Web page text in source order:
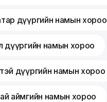
дүүргийн намын хороо
дүүргийн намын хороо
дүүргийн намын хороо
аймгийн намын хороо